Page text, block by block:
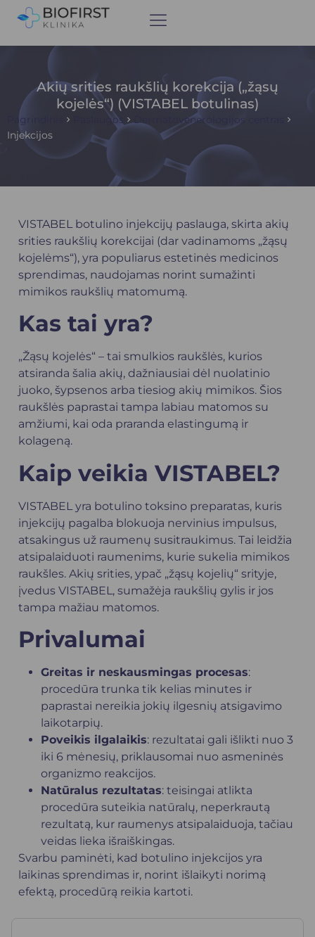
Akių srities raukšlių korekcija („žąsų
kojelės“) (VISTABEL botulinas)
Pagrindinis Paslaugos
Dermatovenerologijos centras
Injekcijos
VISTABEL botulino injekcijų paslauga, skirta akių
srities raukšlių korekcijai (dar vadinamoms „žąsų
kojelėms“), yra populiarus estetinės medicinos
sprendimas, naudojamas norint sumažinti
mimikos raukšlių matomumą.
Kas tai yra?
„Žąsų kojelės“ – tai smulkios raukšlės, kurios
atsiranda šalia akių, dažniausiai dėl nuolatinio
juoko, šypsenos arba tiesiog akių mimikos. Šios
raukšlės paprastai tampa labiau matomos su
amžiumi, kai oda praranda elastingumą ir
kolageną.
Kaip veikia VISTABEL?
VISTABEL yra botulino toksino preparatas, kuris
injekcijų pagalba blokuoja nervinius impulsus,
atsakingus už raumenų susitraukimus. Tai leidžia
atsipalaiduoti raumenims, kurie sukelia mimikos
raukšles. Akių srities, ypač „žąsų kojelių“ srityje,
įvedus VISTABEL, sumažėja raukšlių gylis ir jos
tampa mažiau matomos.
Privalumai
Greitas ir neskausmingas procesas:
procedūra trunka tik kelias minutes ir
paprastai nereikia jokių ilgesnių atsigavimo
laikotarpių.
Poveikis ilgalaikis: rezultatai gali išlikti nuo 3
iki 6 mėnesių, priklausomai nuo asmeninės
organizmo reakcijos.
Natūralus rezultatas: teisingai atlikta
procedūra suteikia natūralų, neperkrautą
rezultatą, kur raumenys atsipalaiduoja, tačiau
veidas lieka išraiškingas.
Svarbu paminėti, kad botulino injekcijos yra
laikinas sprendimas ir, norint išlaikyti norimą
efektą, procedūrą reikia kartoti.